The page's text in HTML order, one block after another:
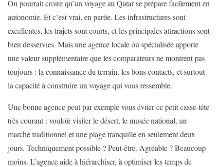
On pourrait croire qu’un voyage au Qatar se prépare facilement en
autonomie. Et c’est vrai, en partie. Les infrastructures sont
excellentes, les trajets sont courts, et les principales attractions sont
bien desservies. Mais une agence locale ou spécialisée apporte
une valeur supplémentaire que les comparateurs ne montrent pas
toujours : la connaissance du terrain, les bons contacts, et surtout
la capacité à construire un voyage qui vous ressemble.
Une bonne agence peut par exemple vous éviter ce petit casse-tête
très courant : vouloir visiter le désert, le musée national, un
marché traditionnel et une plage tranquille en seulement deux
jours. Techniquement possible ? Peut-être. Agréable ? Beaucoup
moins. L’agence aide à hiérarchiser, à optimiser les temps de